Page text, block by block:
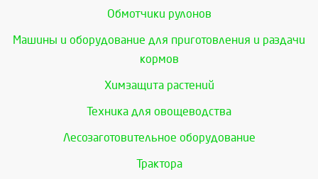
Обмотчики рулонов
Машины и оборудование для приготовления и раздачи
кормов
Химзащита растений
Техника для овощеводства
Лесозаготовительное оборудование
Трактора